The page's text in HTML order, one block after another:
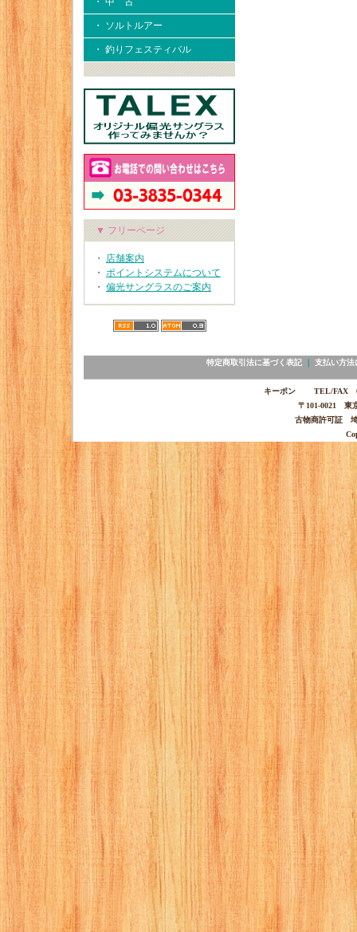
・ ソルトルアー
・ 釣りフェスティバル
▼ フリーページ
・ 店舗案内
・ ポイントシステムについて
・ 偏光サングラスのご案内
特定商取引法に基づく表記｜ 支払い方法
キーポン TEL/FAX
〒101-0021 東
古物商許可証